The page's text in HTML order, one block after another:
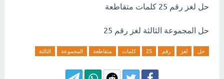
حل لغز رقم 25 كلمات متقاطعة
حل المجموعة الثالثة لغز رقم 25
حل لغز رقم 25 كلمات متقاطعة المجموعة الثالثة